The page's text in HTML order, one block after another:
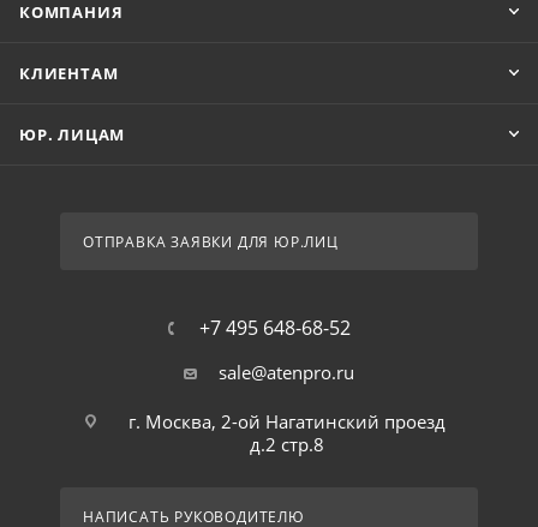
КОМПАНИЯ
КЛИЕНТАМ
ЮР. ЛИЦАМ
ОТПРАВКА ЗАЯВКИ ДЛЯ ЮР.ЛИЦ
+7 495 648-68-52
sale@atenpro.ru
г. Москва, 2-ой Нагатинский проезд
д.2 стр.8
НАПИСАТЬ РУКОВОДИТЕЛЮ